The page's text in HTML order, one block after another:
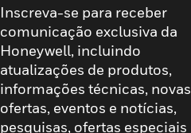
Inscreva-se para receber
comunicação exclusiva da
Honeywell, incluindo
atualizações de produtos,
informações técnicas, novas
ofertas, eventos e notícias,
pesquisas, ofertas especiais